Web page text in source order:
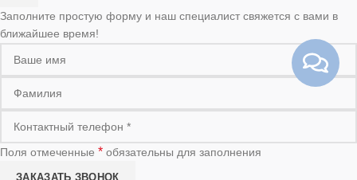
Заполните простую форму и наш специалист свяжется с вами в
ближайшее время!
Поля отмеченные * обязательны для заполнения